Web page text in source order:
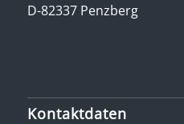
D-82337 Penzberg
Kontaktdaten